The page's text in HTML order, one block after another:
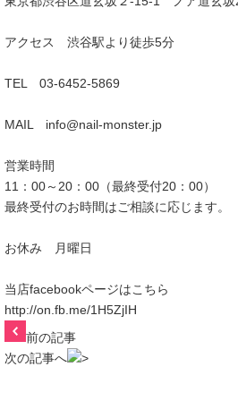
アクセス 渋谷駅より徒歩5分
TEL 03-6452-5869
MAIL info@nail-monster.jp
営業時間
11：00～20：00（最終受付20：00）
最終受付のお時間はご相談に応じます。
お休み 月曜日
当店facebookページはこちら
http://on.fb.me/1H5ZjIH
前の記事
次の記事へ